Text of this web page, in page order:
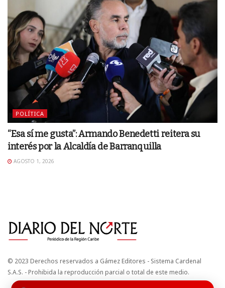
POLÍTICA
“Esa sí me gusta”: Armando Benedetti reitera su
interés por la Alcaldía de Barranquilla
AGOSTO 1, 2026
© 2023 Derechos reservados a Gámez Editores - Sistema Cardenal
S.A.S. - Prohibida la reproducción parcial o total de este medio.